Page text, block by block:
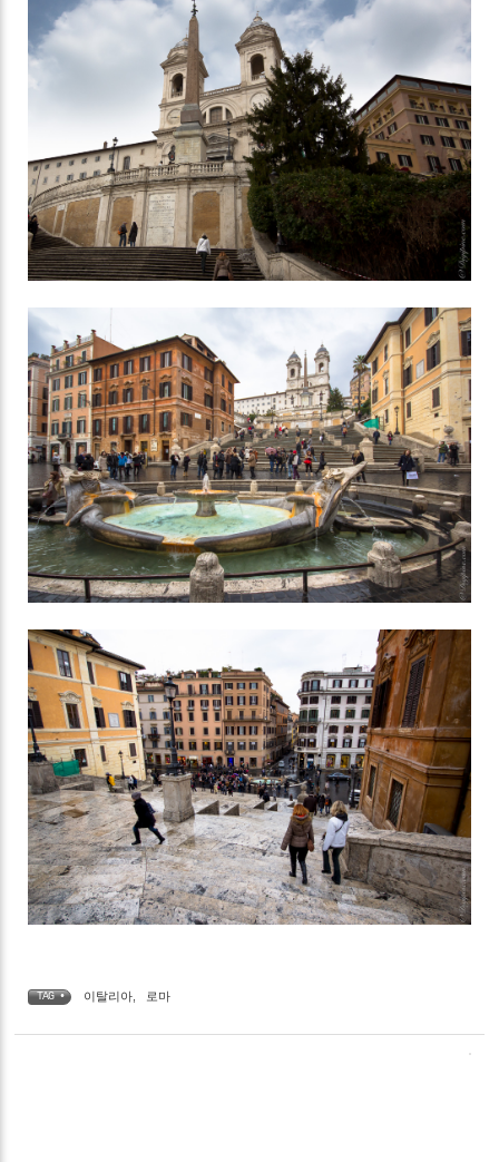
TAG • 이탈리아 로마